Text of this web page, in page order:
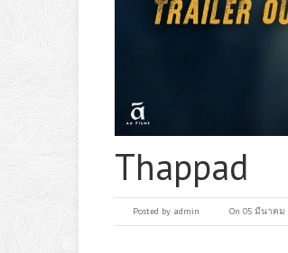
Thappad
Posted by admin On 05 มีนาคม